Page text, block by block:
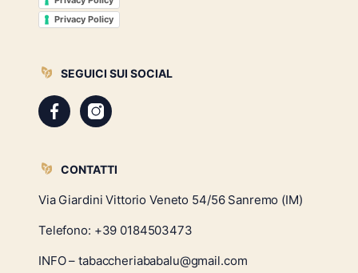
Privacy Policy
SEGUICI SUI SOCIAL
CONTATTI
Via Giardini Vittorio Veneto 54/56 Sanremo (IM)
Telefono: +39 0184503473
INFO – tabaccheriababalu@gmail.com